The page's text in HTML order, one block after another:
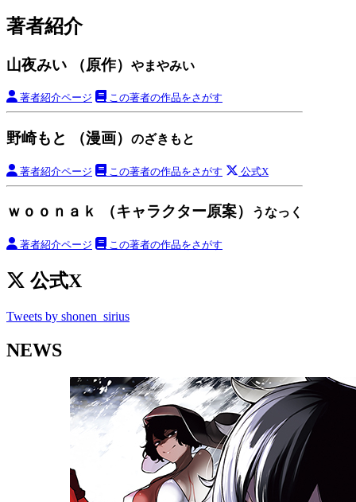
著者紹介
山夜みい （原作） やまやみい
著者紹介ページ この著者の作品をさがす
野崎もと （漫画） のざきもと
著者紹介ページ この著者の作品をさがす 公式X
ｗｏｏｎａｋ （キャラクター原案） うなっく
著者紹介ページ この著者の作品をさがす
公式X
Tweets by shonen_sirius
NEWS